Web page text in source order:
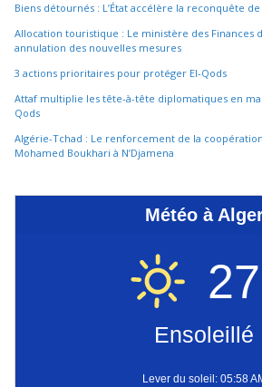
Biens détournés : L’État accélère la reconquête
Allocation touristique : Le ministère des Finances
annulation des nouvelles mesures
3 actions prioritaires pour protéger El-Qods
Attaf multiplie les tête-à-tête diplomatiques en
Qods
Algérie-Tchad : Le renforcement de la
Mohamed Boukhari à N’Djamena
Météo à
Ensoleillé
Lever du soleil: 05:58